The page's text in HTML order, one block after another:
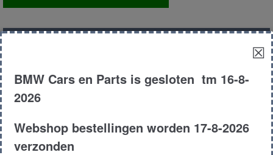
Model :
Carroserie : Sedan
☒
BMW Cars en Parts is gesloten tm 16-8-
2026
Webshop bestellingen worden 17-8-2026
verzonden